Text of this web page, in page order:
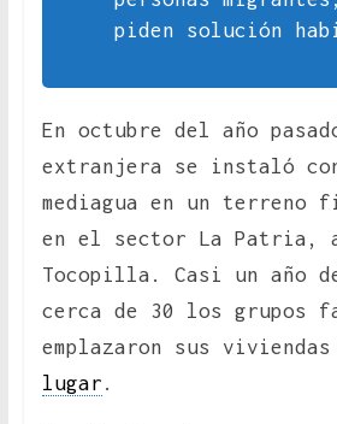
piden solución
En octubre del año
extranjera se instaló
mediagua en un terreno
en el sector La Patria,
Tocopilla. Casi un año
cerca de 30 los grupos
emplazaron sus
lugar .